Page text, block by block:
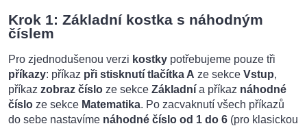
Krok 1: Základní kostka s náhodným
číslem
Pro zjednodušenou verzi kostky potřebujeme pouze tři
příkazy: příkaz při stisknutí tlačítka A ze sekce Vstup,
příkaz zobraz číslo ze sekce Základní a příkaz náhodné
číslo ze sekce Matematika. Po zacvaknutí všech příkazů
do sebe nastavíme náhodné číslo od 1 do 6 (pro klasickou